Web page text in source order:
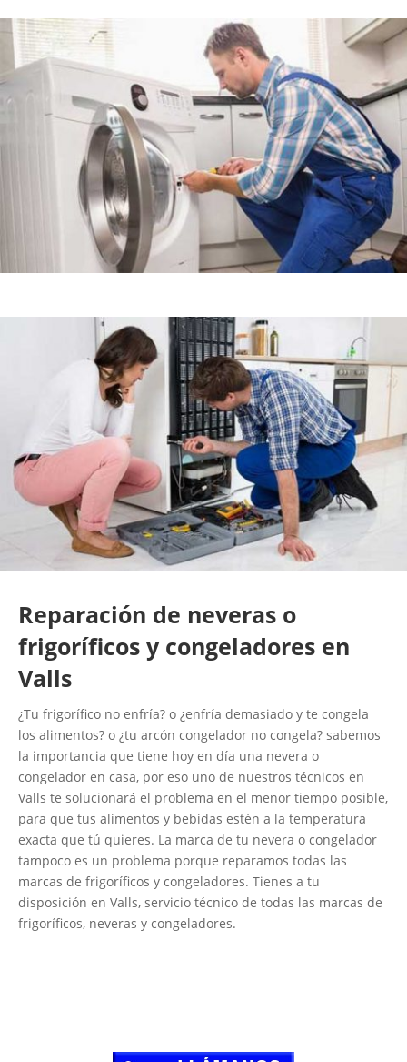
Reparación de neveras o
frigoríficos y congeladores en
Valls
¿Tu frigorífico no enfría? o ¿enfría demasiado y te congela
los alimentos? o ¿tu arcón congelador no congela? sabemos
la importancia que tiene hoy en día una nevera o
congelador en casa, por eso uno de nuestros técnicos en
Valls te solucionará el problema en el menor tiempo posible,
para que tus alimentos y bebidas estén a la temperatura
exacta que tú quieres. La marca de tu nevera o congelador
tampoco es un problema porque reparamos todas las
marcas de frigoríficos y congeladores. Tienes a tu
disposición en Valls, servicio técnico de todas las marcas de
frigoríficos, neveras y congeladores.